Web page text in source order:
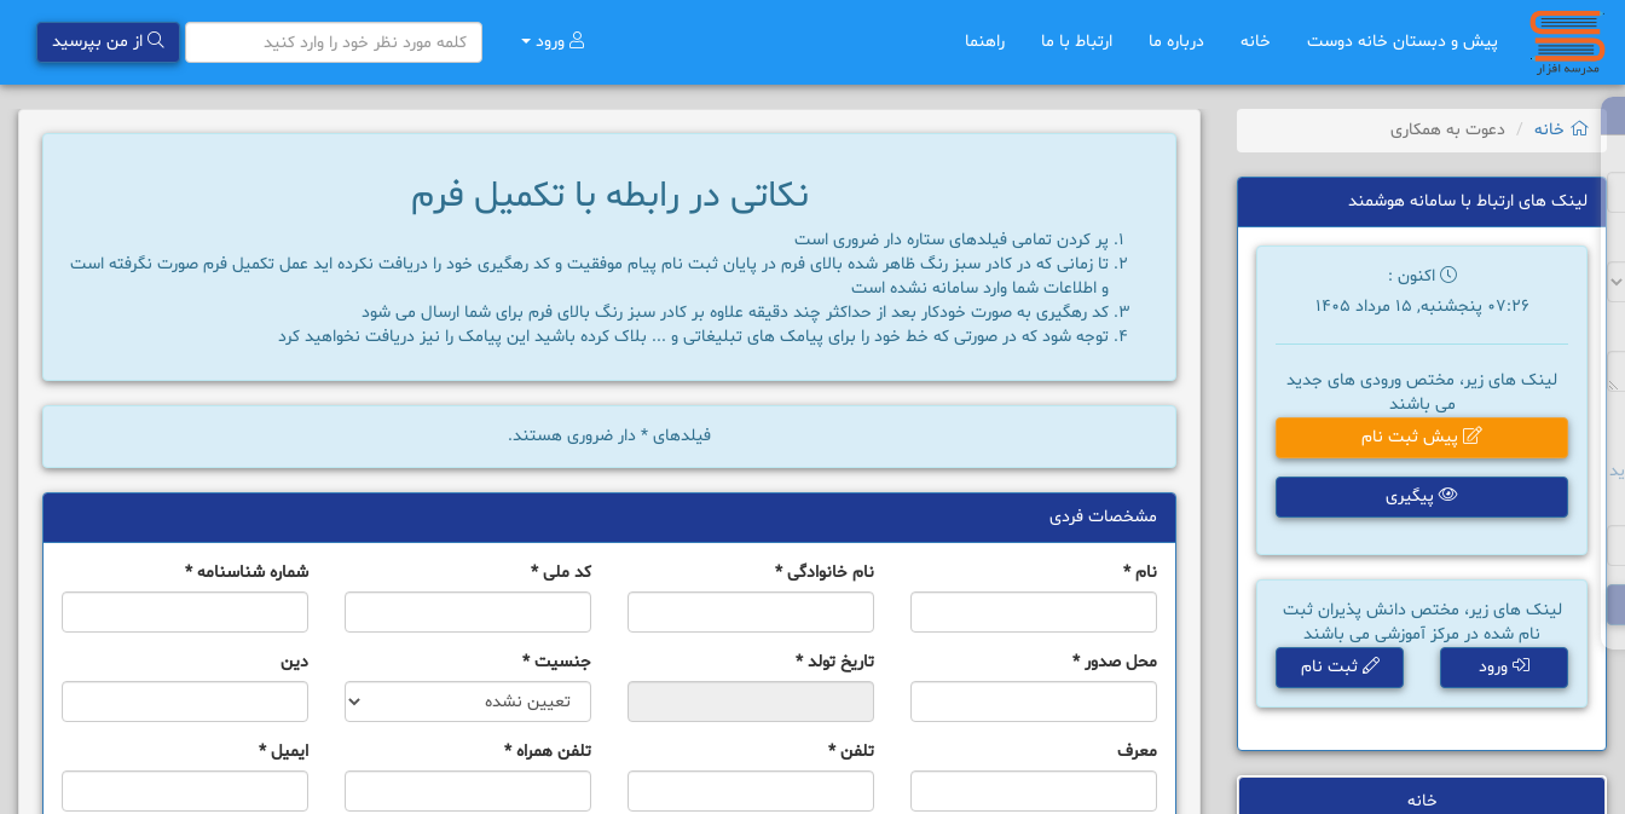
پیش و دبستان خانه دوست خانه درباره ما ارتباط با ما راهنما از من بپرسید ورود
نکاتی در رابطه با تکمیل فرم
پر کردن تمامی فیلدهای ستاره دار ضروری است
تا زمانی که در کادر سبز رنگ ظاهر شده بالای فرم در پایان ثبت نام پیام موفقیت و کد رهگیری خود را دریافت نکرده اید عمل تکمیل فرم صورت نگرفته است
و اطلاعات شما وارد سامانه نشده است
کد رهگیری به صورت خودکار بعد از حداکثر چند دقیقه علاوه بر کادر سبز رنگ بالای فرم برای شما ارسال می شود
توجه شود که در صورتی که خط خود را برای پیامک های تبلیغاتی و ... بلاک کرده باشید این پیامک را نیز دریافت نخواهید کرد
فیلدهای * دار ضروری هستند.
مشخصات فردی
نام* نام خانوادگی* کد ملی* شماره شناسنامه*
محل صدور* تاریخ تولد* جنسیت* دین
معرف تلفن* تلفن همراه* ایمیل*
خانه دعوت به همکاری
لینک های ارتباط با سامانه هوشمند
اکنون :
07:26 پنجشنبه, 15 مرداد 1405
لینک های زیر، مختص ورودی های جدید
می باشند
پیش ثبت نام
پیگیری
لینک های زیر، مختص دانش پذیران ثبت
نام شده در مرکز آموزشی می باشند
ورود
ثبت نام
خانه